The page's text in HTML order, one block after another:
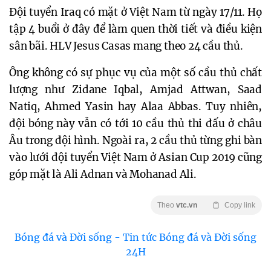
Đội tuyển Iraq có mặt ở Việt Nam từ ngày 17/11. Họ
tập 4 buổi ở đây để làm quen thời tiết và điều kiện
sân bãi. HLV Jesus Casas mang theo 24 cầu thủ.
Ông không có sự phục vụ của một số cầu thủ chất
lượng như Zidane Iqbal, Amjad Attwan, Saad
Natiq, Ahmed Yasin hay Alaa Abbas. Tuy nhiên,
đội bóng này vẫn có tới 10 cầu thủ thi đấu ở châu
Âu trong đội hình. Ngoài ra, 2 cầu thủ từng ghi bàn
vào lưới đội tuyển Việt Nam ở Asian Cup 2019 cũng
góp mặt là Ali Adnan và Mohanad Ali.
Theo vtc.vn Copy link
Bóng đá và Đời sống - Tin tức Bóng đá và Đời sống
24H